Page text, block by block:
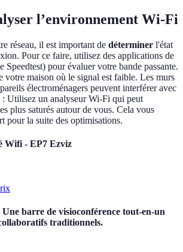
l’environnement Wi-Fi
réseau, il est important de déterminer l'état
Pour ce faire, utilisez des applications de
Speedtest) pour évaluer votre bande passante.
votre maison où le signal est faible. Les murs
électroménagers peuvent interférer avec
: Utilisez un analyseur Wi-Fi qui peut
plus saturés autour de vous. Cela vous
pour la suite des optimisations.
Wifi - EP7 Ezviz
barre de visioconférence tout-en-un
traditionnels.